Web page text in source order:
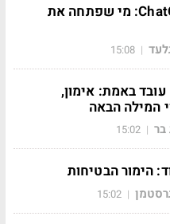
OpenAI ו-ChatGPT: מי שפתחה את
|
15:08
באמת: אימון,
המילה הבאה
בר |
15:02
הימור הבטיחות
|
15:02